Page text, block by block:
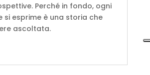
Perché in fondo, ogni
si esprime è una storia che
ascoltata.